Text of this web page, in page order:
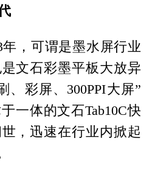
年，可谓是墨水屏行业
文石彩墨平板大放异
、彩屏、300PPI大屏”
一体的文石Tab10C快
，迅速在行业内掀起